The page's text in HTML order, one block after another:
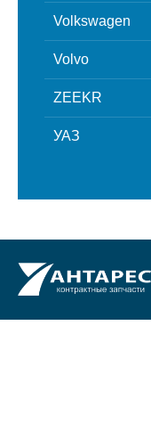
Volkswagen
Volvo
ZEEKR
УАЗ